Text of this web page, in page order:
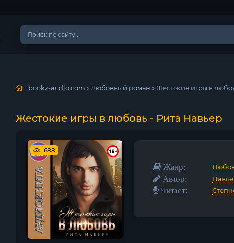
bookz-audio.com » Любовный роман » Жестокие игры в
Жестокие игры в любовь - Рита Навьер
688
Жанр:
Автор:
Читает: